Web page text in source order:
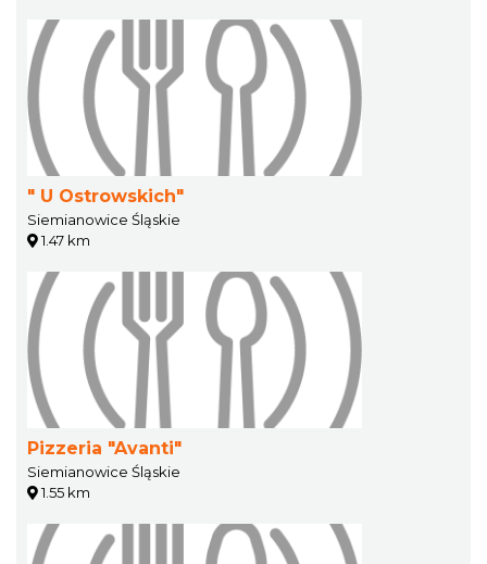
" U Ostrowskich"
Siemianowice Śląskie
1.47 km
Pizzeria "Avanti"
Siemianowice Śląskie
1.55 km